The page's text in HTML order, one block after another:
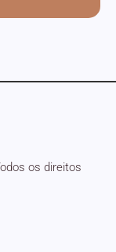
os direitos